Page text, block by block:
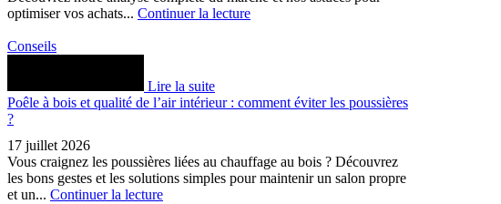
optimiser vos achats... Continuer la lecture
Conseils
Lire la suite
Poêle à bois et qualité de l’air intérieur : comment éviter les poussières
?
17 juillet 2026
Vous craignez les poussières liées au chauffage au bois ? Découvrez
les bons gestes et les solutions simples pour maintenir un salon propre
et un... Continuer la lecture